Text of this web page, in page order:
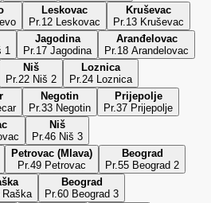
Leskovac
Pr.12 Leskovac
Kruševac
Pr.13 Kruševac
1
Jagodina
Pr.17 Jagodina
Aranđelovac
Pr.18 Arandelovac
Niš
Pr.22 Niš 2
Loznica
Pr.24 Loznica
Negotin
Pr.33 Negotin
Prijepolje
Pr.37 Prijepolje
Niš
Pr.46 Niš 3
Petrovac (Mlava)
Pr.49 Petrovac
Beograd
Pr.55 Beograd 2
Raška
Beograd
Pr.60 Beograd 3